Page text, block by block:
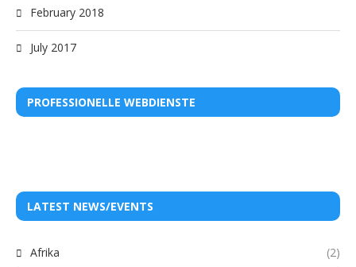
February 2018
July 2017
PROFESSIONELLE WEBDIENSTE
LATEST NEWS/EVENTS
Afrika (2)